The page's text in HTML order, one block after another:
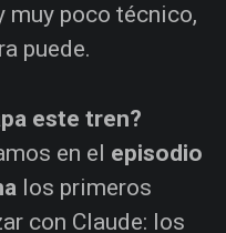
muy poco técnico,
puede.
este tren?
en el episodio
los primeros
con Claude: los